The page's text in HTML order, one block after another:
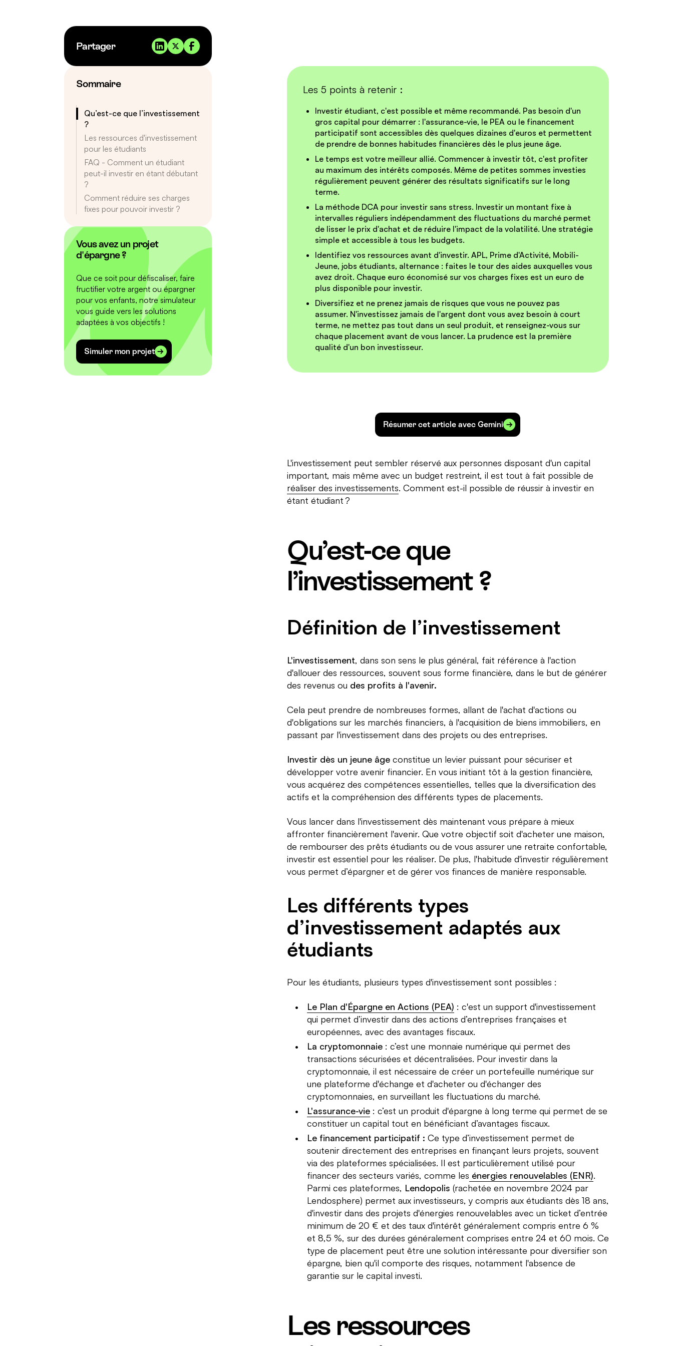
Partager
Sommaire
Qu’est-ce que l’investissement
?
Les ressources d'investissement
pour les étudiants
FAQ - Comment un étudiant
peut-il investir en étant débutant
?
Comment réduire ses charges
fixes pour pouvoir investir ?
Vous avez un projet
d'épargne ?
Que ce soit pour défiscaliser, faire
fructifier votre argent ou épargner
pour vos enfants, notre simulateur
vous guide vers les solutions
adaptées à vos objectifs !
Simuler mon projet
Les 5 points à retenir :
Investir étudiant, c'est possible et même recommandé. Pas besoin d'un
gros capital pour démarrer : l'assurance-vie, le PEA ou le financement
participatif sont accessibles dès quelques dizaines d'euros et permettent
de prendre de bonnes habitudes financières dès le plus jeune âge.
Le temps est votre meilleur allié. Commencer à investir tôt, c'est profiter
au maximum des intérêts composés. Même de petites sommes investies
régulièrement peuvent générer des résultats significatifs sur le long
terme.
La méthode DCA pour investir sans stress. Investir un montant fixe à
intervalles réguliers indépendamment des fluctuations du marché permet
de lisser le prix d'achat et de réduire l'impact de la volatilité. Une stratégie
simple et accessible à tous les budgets.
Identifiez vos ressources avant d'investir. APL, Prime d'Activité, Mobili-
Jeune, jobs étudiants, alternance : faites le tour des aides auxquelles vous
avez droit. Chaque euro économisé sur vos charges fixes est un euro de
plus disponible pour investir.
Diversifiez et ne prenez jamais de risques que vous ne pouvez pas
assumer. N'investissez jamais de l'argent dont vous avez besoin à court
terme, ne mettez pas tout dans un seul produit, et renseignez-vous sur
chaque placement avant de vous lancer. La prudence est la première
qualité d'un bon investisseur.
Résumer cet article avec Gemini
L'investissement peut sembler réservé aux personnes disposant d'un capital
important, mais même avec un budget restreint, il est tout à fait possible de
réaliser des investissements. Comment est-il possible de réussir à investir en
étant étudiant ?
Qu’est-ce que
l’investissement ?
Définition de l’investissement
L'investissement, dans son sens le plus général, fait référence à l'action
d'allouer des ressources, souvent sous forme financière, dans le but de générer
des revenus ou des profits à l'avenir.
Cela peut prendre de nombreuses formes, allant de l'achat d'actions ou
d'obligations sur les marchés financiers, à l'acquisition de biens immobiliers, en
passant par l'investissement dans des projets ou des entreprises.
Investir dès un jeune âgeconstitue un levier puissant pour sécuriser et
développer votre avenir financier. En vous initiant tôt à la gestion financière,
vous acquérez des compétences essentielles, telles que la diversification des
actifs et la compréhension des différents types de placements.
Vous lancer dans l'investissement dès maintenant vous prépare à mieux
affronter financièrement l'avenir. Que votre objectif soit d'acheter une maison,
de rembourser des prêts étudiants ou de vous assurer une retraite confortable,
investir est essentiel pour les réaliser. De plus, l'habitude d'investir régulièrement
vous permet d’épargner et de gérer vos finances de manière responsable.
Les différents types
d’investissement adaptés aux
étudiants
Pour les étudiants, plusieurs types d'investissement sont possibles :
Le Plan d'Épargne en Actions (PEA) : c'est un support d'investissement
qui permet d’investir dans des actions d’entreprises françaises et
européennes, avec des avantages fiscaux.
La cryptomonnaie: c’est une monnaie numérique qui permet des
transactions sécurisées et décentralisées. Pour investir dans la
cryptomonnaie, il est nécessaire de créer un portefeuille numérique sur
une plateforme d'échange et d'acheter ou d'échanger des
cryptomonnaies, en surveillant les fluctuations du marché.
L'assurance-vie: c’est un produit d'épargne à long terme qui permet de se
constituer un capital tout en bénéficiant d’avantages fiscaux.
Le financement participatif : Ce type d’investissement permet de
soutenir directement des entreprises en finançant leurs projets, souvent
via des plateformes spécialisées. Il est particulièrement utilisé pour
financer des secteurs variés, comme les énergies renouvelables (ENR).
Parmi ces plateformes, Lendopolis (rachetée en novembre 2024 par
Lendosphere) permet aux investisseurs, y compris aux étudiants dès 18 ans,
d'investir dans des projets d'énergies renouvelables avec un ticket d’entrée
minimum de 20 € et des taux d'intérêt généralement compris entre 6 %
et 8,5 %, sur des durées généralement comprises entre 24 et 60 mois. Ce
type de placement peut être une solution intéressante pour diversifier son
épargne, bien qu'il comporte des risques, notamment l'absence de
garantie sur le capital investi.
Les ressources